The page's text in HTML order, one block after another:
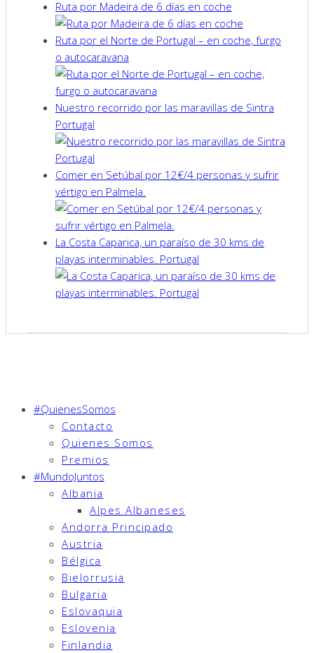
Ruta por Madeira de 6 días en coche
Ruta por el Norte de Portugal – en coche, furgo
o autocaravana
Nuestro recorrido por las maravillas de Sintra
Portugal
Comer en Setúbal por 12€/4 personas y sufrir
vértigo en Palmela.
La Costa Caparica, un paraíso de 30 kms de
playas interminables. Portugal
#QuienesSomos
Contacto
Quienes Somos
Premios
#MundoJuntos
Albania
Alpes Albaneses
Andorra Principado
Austria
Bélgica
Bielorrusia
Bulgaria
Eslovaquia
Eslovenia
Finlandia